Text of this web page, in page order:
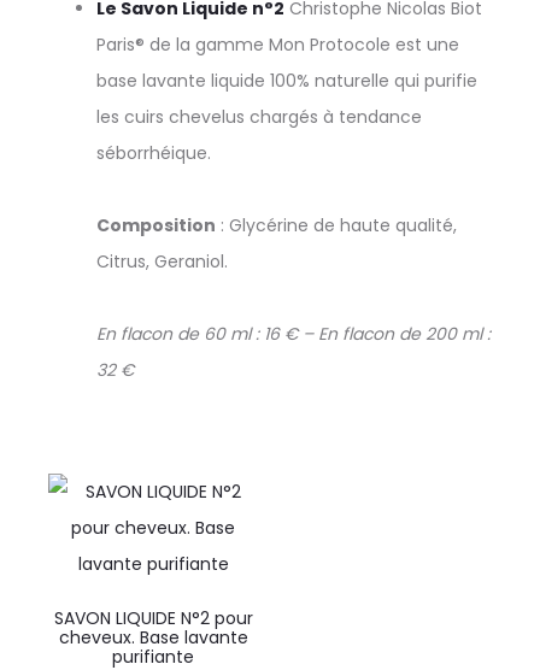
Le Savon Liquide n°2 Christophe Nicolas Biot
Paris® de la gamme Mon Protocole est une
base lavante liquide 100% naturelle qui purifie
les cuirs chevelus chargés à tendance
séborrhéique.
Composition : Glycérine de haute qualité,
Citrus, Geraniol.
En flacon de 60 ml : 16 € – En flacon de 200 ml :
32 €
SAVON LIQUIDE N°2 pour
cheveux. Base lavante
purifiante